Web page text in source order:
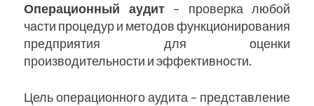
Операционный аудит
– проверка любой
части процедур и методов функционирования
предприятия для оценки
производительности и эффективности.
Цель операционного аудита – представление